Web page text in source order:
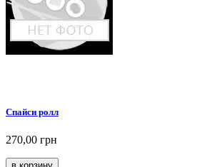
Спайси ролл
270,00 грн